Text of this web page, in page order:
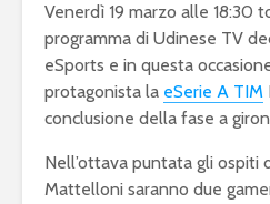
Venerdì 19 marzo alle 18:30
programma di Udinese TV
eSports e in questa
protagonista la eSerie A TIM
conclusione della fase a
Nell’ottava puntata gli ospiti
Mattelloni saranno due